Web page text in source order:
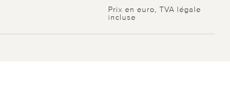
Prix en euro, TVA légale
incluse